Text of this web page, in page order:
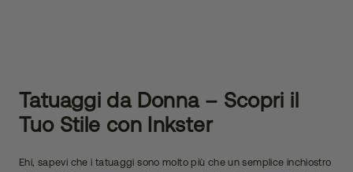
Tatuaggi da Donna – Scopri il
Tuo Stile con Inkster
Ehi, sapevi che i tatuaggi sono molto più che un semplice inchiostro